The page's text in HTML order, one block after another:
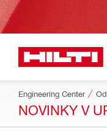
Engineering Center
NOVINKY V